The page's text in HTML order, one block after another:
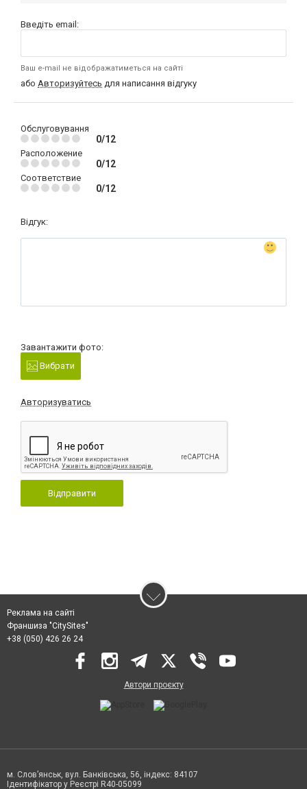
Введіть email:
Ваш e-mail не відображатиметься на сайті
або Авторизуйтесь для написання відгуку
Обслуговування
0/12
Расположение
0/12
Соответствие
0/12
Відгук:
Завантажити фото:
Вибрати
Авторизуватись
Відправити
Реклама на сайті
Франшиза "CitySites"
+38 (050) 426 26 24
Автори проєкту
м. Слов’янськ, вул. Банківська, 56, індекс: 84107
Ідентифікатор у Реєстрі R40-05099